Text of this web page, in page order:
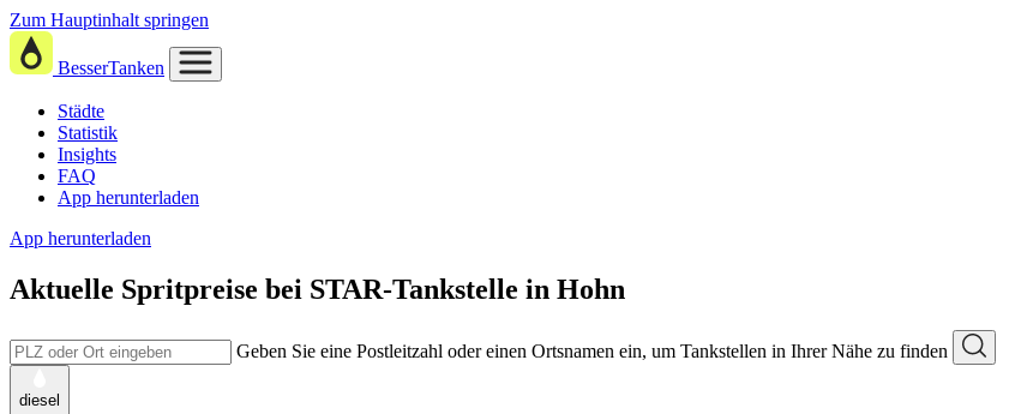
Zum Hauptinhalt springen
BesserTanken
Städte
Statistik
Insights
FAQ
App herunterladen
App herunterladen
Aktuelle Spritpreise bei STAR-Tankstelle in Hohn
Geben Sie eine Postleitzahl oder einen Ortsnamen ein, um Tankstellen in Ihrer Nähe zu finden
diesel